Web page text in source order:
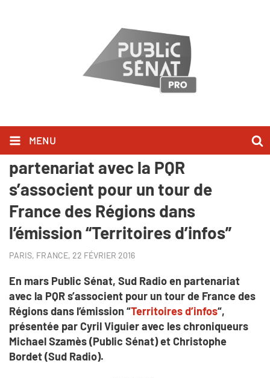
MENU
Public Sénat, Sud Radio en
partenariat avec la PQR
s’associent pour un tour de
France des Régions dans
l’émission “Territoires d’infos”
PARIS, FRANCE, 22 FÉVRIER 2016
En mars Public Sénat, Sud Radio en partenariat
avec la PQR s’associent pour un tour de France des
Régions dans l’émission “Territoires d’infos“,
présentée par Cyril Viguier avec les chroniqueurs
Michael Szamès (Public Sénat) et Christophe
Bordet (Sud Radio).